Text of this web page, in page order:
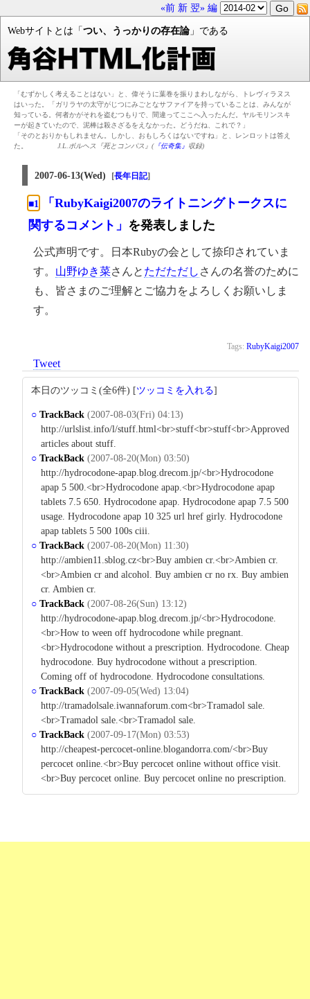
«前 新 翌» 編
Webサイトとは「 つい、うっかりの存在論」である
「むずかしく考えることはない」と、偉そうに葉巻を振りまわしながら、トレヴィラヌス
はいった。「ガリラヤの太守がじつにみごとなサファイアを持っていることは、みんなが
知っている。何者かがそれを盗むつもりで、間違ってここへ入ったんだ。ヤルモリンスキ
ーが起きていたので、泥棒は殺さざるをえなかった。どうだね、これで？」
「そのとおりかもしれません。しかし、おもしろくはないですね」と、レンロットは答え
た。
J.L.ボルヘス『死とコンパス』(『伝奇集』 収録)
2007-06-13(Wed) [長年日記]
■1
「RubyKaigi2007のライトニングトークスに
関するコメント」 を発表しました
公式声明です。日本Rubyの会として捺印されていま
す。 山野ゆき菜さんと ただただし さんの名誉のために
も、皆さまのご理解とご協力をよろしくお願いしま
す。
Tags: RubyKaigi2007
Tweet
本日のツッコミ(全6件) [ツッコミを入れる]
○ TrackBack (2007-08-03(Fri) 04:13)
http://urlslist.info/l/stuff.html<br>stuff<br>stuff<br>Approved
articles about stuff.
○ TrackBack (2007-08-20(Mon) 03:50)
http://hydrocodone-apap.blog.drecom.jp/<br>Hydrocodone
apap 5 500.<br>Hydrocodone apap.<br>Hydrocodone apap
tablets 7.5 650. Hydrocodone apap. Hydrocodone apap 7.5 500
usage. Hydrocodone apap 10 325 url href girly. Hydrocodone
apap tablets 5 500 100s ciii.
○ TrackBack (2007-08-20(Mon) 11:30)
http://ambien11.sblog.cz<br>Buy ambien cr.<br>Ambien cr.
<br>Ambien cr and alcohol. Buy ambien cr no rx. Buy ambien
cr. Ambien cr.
○ TrackBack (2007-08-26(Sun) 13:12)
http://hydrocodone-apap.blog.drecom.jp/<br>Hydrocodone.
<br>How to ween off hydrocodone while pregnant.
<br>Hydrocodone without a prescription. Hydrocodone. Cheap
hydrocodone. Buy hydrocodone without a prescription.
Coming off of hydrocodone. Hydrocodone consultations.
○ TrackBack (2007-09-05(Wed) 13:04)
http://tramadolsale.iwannaforum.com<br>Tramadol sale.
<br>Tramadol sale.<br>Tramadol sale.
○ TrackBack (2007-09-17(Mon) 03:53)
http://cheapest-percocet-online.blogandorra.com/<br>Buy
percocet online.<br>Buy percocet online without office visit.
<br>Buy percocet online. Buy percocet online no prescription.